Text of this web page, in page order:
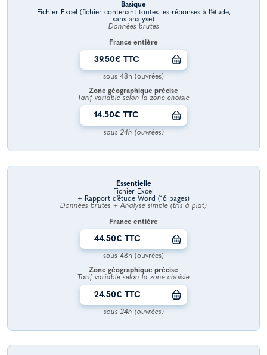
Basique
Fichier Excel (fichier contenant toutes les réponses à l’étude,
sans analyse)
Données brutes
France entière
39.50€ TTC
sous 48h (ouvrées)
Zone géographique précise
Tarif variable selon la zone choisie
14.50€ TTC
sous 24h (ouvrées)
Essentielle
Fichier Excel
+ Rapport d’étude Word (16 pages)
Données brutes + Analyse simple (tris à plat)
France entière
44.50€ TTC
sous 48h (ouvrées)
Zone géographique précise
Tarif variable selon la zone choisie
24.50€ TTC
sous 24h (ouvrées)